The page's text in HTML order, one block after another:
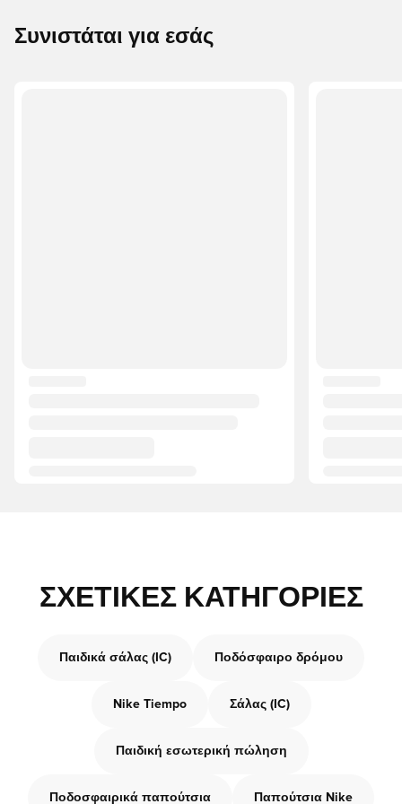
Συνιστάται για εσάς
ΣΧΕΤΙΚΈΣ ΚΑΤΗΓΟΡΊΕΣ
Παιδικά σάλας (IC) Ποδόσφαιρο δρόμου
Nike Tiempo Σάλας (IC)
Παιδική εσωτερική πώληση
Ποδοσφαιρικά παπούτσια Παπούτσια Nike